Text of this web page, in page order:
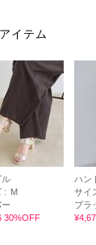
イテム
ル
: M
30%OFF
ハン
サイ
ブラ